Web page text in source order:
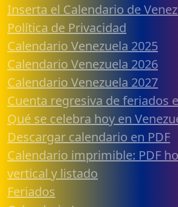
Inserta el Calendario de
Política de Privacidad
Calendario Venezuela 2025
Calendario Venezuela 2026
Calendario Venezuela 2027
Cuenta regresiva de feriados
Qué se celebra hoy en
Descargar calendario en PDF
Calendario imprimible: PDF
vertical y listado
Feriados